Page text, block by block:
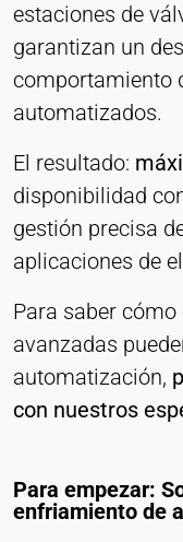
estaciones de
garantizan un
comportamiento
automatizados.
El resultado:
disponibilidad
gestión precisa
aplicaciones de
Para saber
avanzadas
automatización,
con nuestros
Para empezar:
enfriamiento de